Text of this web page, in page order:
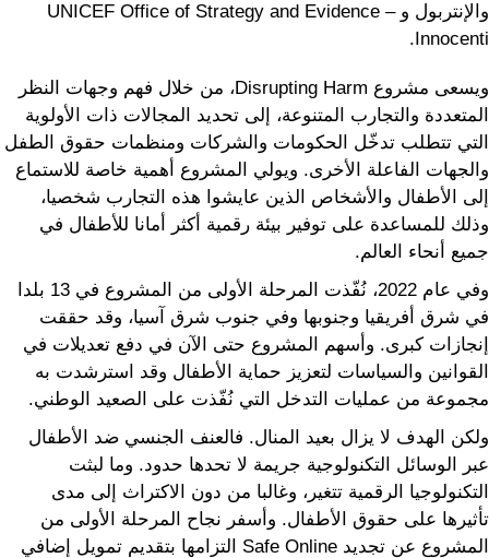
والإنتربول و UNICEF Office of Strategy and Evidence –
Innocenti.
ويسعى مشروع Disrupting Harm، من خلال فهم وجهات النظر
المتعددة والتجارب المتنوعة، إلى تحديد المجالات ذات الأولوية
التي تتطلب تدخّل الحكومات والشركات ومنظمات حقوق الطفل
والجهات الفاعلة الأخرى. ويولي المشروع أهمية خاصة للاستماع
إلى الأطفال والأشخاص الذين عايشوا هذه التجارب شخصيا،
وذلك للمساعدة على توفير بيئة رقمية أكثر أمانا للأطفال في
جميع أنحاء العالم.
وفي عام 2022، نُفّذت المرحلة الأولى من المشروع في 13 بلدا
في شرق أفريقيا وجنوبها وفي جنوب شرق آسيا، وقد حققت
إنجازات كبرى. وأسهم المشروع حتى الآن في دفع تعديلات في
القوانين والسياسات لتعزيز حماية الأطفال وقد استرشدت به
مجموعة من عمليات التدخل التي نُفّذت على الصعيد الوطني.
ولكن الهدف لا يزال بعيد المنال. فالعنف الجنسي ضد الأطفال
عبر الوسائل التكنولوجية جريمة لا تحدها حدود. وما لبثت
التكنولوجيا الرقمية تتغير، وغالبا من دون الاكتراث إلى مدى
تأثيرها على حقوق الأطفال. وأسفر نجاح المرحلة الأولى من
المشروع عن تجديد Safe Online التزامها بتقديم تمويل إضافي